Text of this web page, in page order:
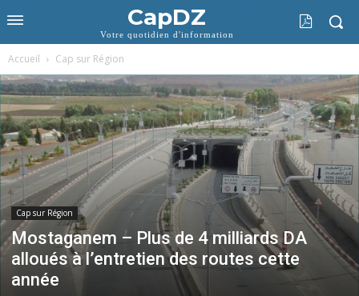
CapDZ
Votre quotidien d'information
Accueil Cap sur Région
Cap sur Région
Mostaganem – Plus de 4 milliards DA
alloués à l’entretien des routes cette
année